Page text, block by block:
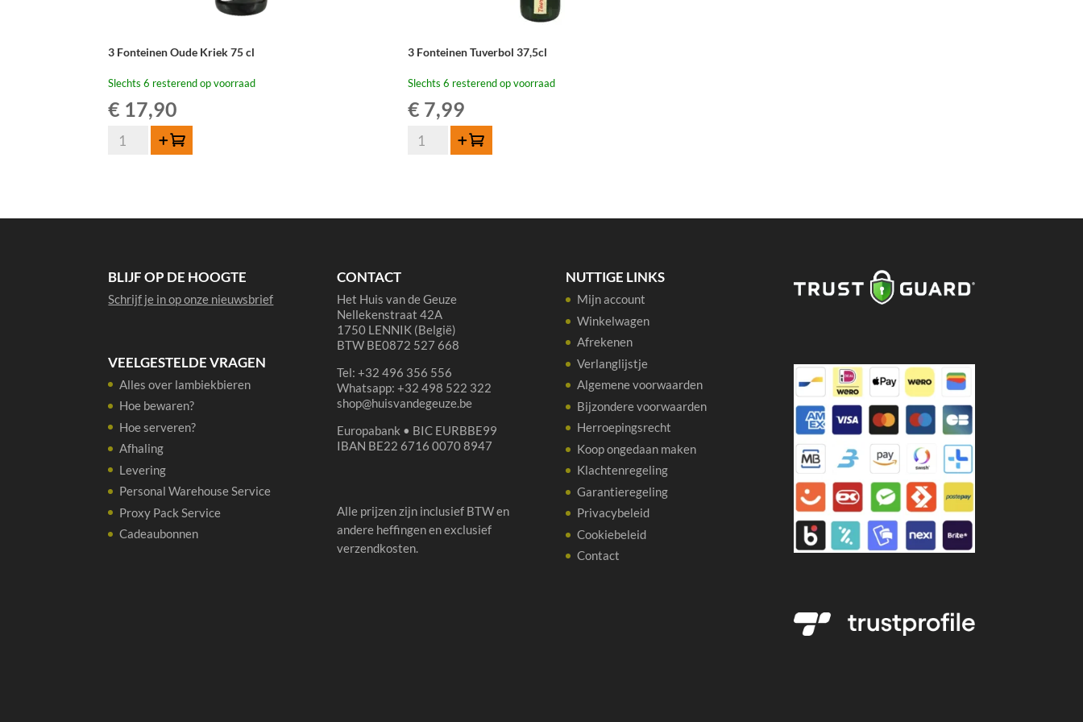
3 Fonteinen Oude Kriek 75 cl
Slechts 6 resterend op voorraad
€ 17,90
Fonteinen
Toevoegen
3 Fonteinen Tuverbol 37,5cl
Slechts 6 resterend op voorraad
€ 7,99
Fonteinen
Toevoegen
BLIJF OP DE HOOGTE
Schrijf je in op onze nieuwsbrief
VEELGESTELDE VRAGEN
Alles over lambiekbieren
Hoe bewaren?
Hoe serveren?
Afhaling
Levering
Personal Warehouse Service
Proxy Pack Service
Cadeaubonnen
CONTACT
Het Huis van de Geuze
Nellekenstraat 42A
1750 LENNIK (België)
BTW BE0872 527 668
Tel: +32 496 356 556
Whatsapp: +32 498 522 322
shop@huisvandegeuze.be
Europabank • BIC EURBBE99
IBAN BE22 6716 0070 8947
Alle prijzen zijn inclusief BTW en
andere heffingen en exclusief
verzendkosten.
NUTTIGE LINKS
Mijn account
Winkelwagen
Afrekenen
Verlanglijstje
Algemene voorwaarden
Bijzondere voorwaarden
Herroepingsrecht
Koop ongedaan maken
Klachtenregeling
Garantieregeling
Privacybeleid
Cookiebeleid
Contact